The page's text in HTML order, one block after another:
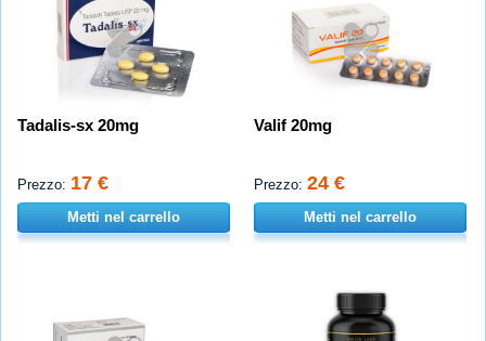
Tadalis-sx 20mg
Prezzo: 17 €
Metti nel carrello
Valif 20mg
Prezzo: 24 €
Metti nel carrello